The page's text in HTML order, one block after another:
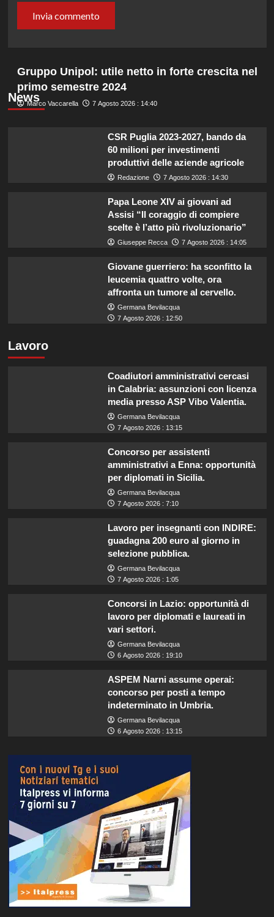
News
Gruppo Unipol: utile netto in forte crescita nel
primo semestre 2024
Marco Vaccarella 7 Agosto 2026 : 14:40
CSR Puglia 2023-2027, bando da
60 milioni per investimenti
produttivi delle aziende agricole
Redazione 7 Agosto 2026 : 14:30
Papa Leone XIV ai giovani ad
Assisi “Il coraggio di compiere
scelte è l’atto più rivoluzionario”
Giuseppe Recca 7 Agosto 2026 : 14:05
Giovane guerriero: ha sconfitto la
leucemia quattro volte, ora
affronta un tumore al cervello.
Germana Bevilacqua
7 Agosto 2026 : 12:50
Lavoro
Coadiutori amministrativi cercasi
in Calabria: assunzioni con licenza
media presso ASP Vibo Valentia.
Germana Bevilacqua
7 Agosto 2026 : 13:15
Concorso per assistenti
amministrativi a Enna: opportunità
per diplomati in Sicilia.
Germana Bevilacqua
7 Agosto 2026 : 7:10
Lavoro per insegnanti con INDIRE:
guadagna 200 euro al giorno in
selezione pubblica.
Germana Bevilacqua
7 Agosto 2026 : 1:05
Concorsi in Lazio: opportunità di
lavoro per diplomati e laureati in
vari settori.
Germana Bevilacqua
6 Agosto 2026 : 19:10
ASPEM Narni assume operai:
concorso per posti a tempo
indeterminato in Umbria.
Germana Bevilacqua
6 Agosto 2026 : 13:15